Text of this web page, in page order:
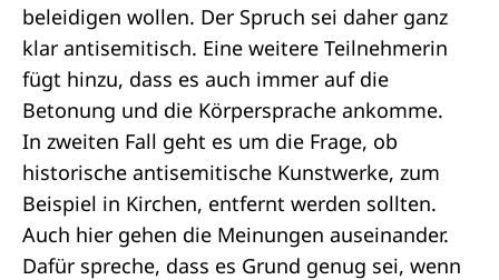
beleidigen wollen. Der Spruch sei daher ganz
klar antisemitisch. Eine weitere Teilnehmerin
fügt hinzu, dass es auch immer auf die
Betonung und die Körpersprache ankomme.
In zweiten Fall geht es um die Frage, ob
historische antisemitische Kunstwerke, zum
Beispiel in Kirchen, entfernt werden sollten.
Auch hier gehen die Meinungen auseinander.
Dafür spreche, dass es Grund genug sei, wenn